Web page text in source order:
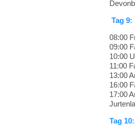
Tag
08:00
09:00
10:00
11:00
13:00
16:00
17:00
Tag